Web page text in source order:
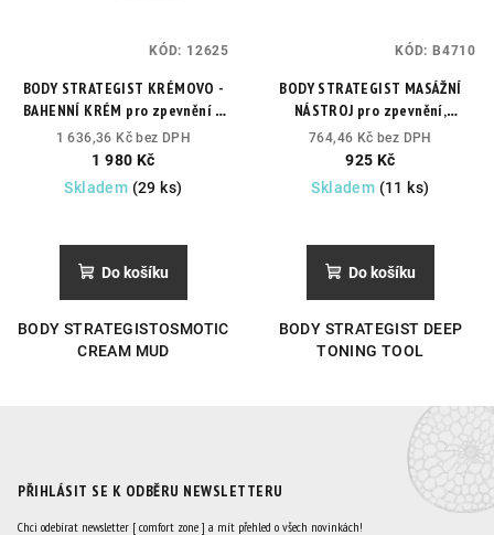
BODY STRATEGIST KRÉMOVO -
BAHENNÍ KRÉM pro zpevnění a
odvodněníVychlazující efekt,
odvodnění, zlepšení pevnosti
pokožky těla.
1 636,36 Kč bez DPH
1 980 Kč
Skladem (29 ks)
Do košíku
BODY STRATEGISTOSMOTIC
CREAM MUD
KÓD: 12625
BODY STRATEGIST MASÁŽNÍ
NÁSTROJ pro zpevnění,
odvodnění, redukci strií a
Program na zpěvnění
a odvodnění těla. Redukce strií
a celulitidy.
764,46 Kč bez DPH
925 Kč
Skladem (11 ks)
Do košíku
BODY STRATEGIST DEEP
TONING TOOL
KÓD: B4710
PŘIHLÁSIT SE K ODBĚRU NEWSLETTERU
Chci odebírat newsletter [ comfort zone ] a mít přehled o všech novinkách!